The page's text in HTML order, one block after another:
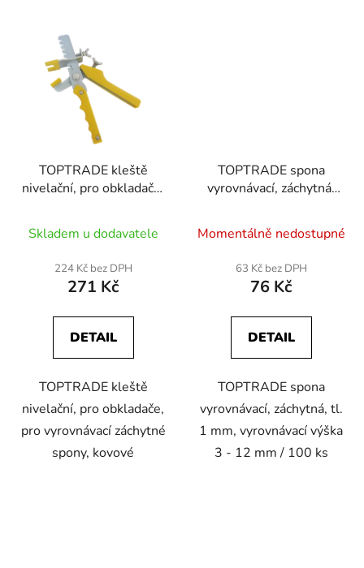
TOPTRADE kleště
nivelační, pro obkladače,
záchytné spony, kovové
Skladem u dodavatele
224 Kč bez DPH
271 Kč
DETAIL
TOPTRADE kleště
nivelační, pro obkladače,
pro vyrovnávací záchytné
spony, kovové
TOPTRADE spona
vyrovnávací, záchytná,
výška 3 - 12 mm / 100
ks
Momentálně nedostupné
63 Kč bez DPH
76 Kč
DETAIL
TOPTRADE spona
vyrovnávací, záchytná, tl.
1 mm, vyrovnávací výška
3 - 12 mm / 100 ks